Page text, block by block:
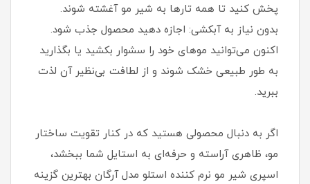
پخش کنید تا همه تارها به شیر مو آغشته شوند.
بدون نیاز به آبکشی: اجازه دهید محصول جذب شود.
اکنون می‌توانید موهای خود را سشوار بکشید یا بگذارید
به طور طبیعی خشک شوند و از لطافت بی‌نظیر آن لذت
ببرید.
اگر به دنبال محصولی هستید که در کنار تقویت ساختار
مو، ظاهری آراسته و حرفه‌ای به استایل شما ببخشد،
اسپری شیر مو نرم کننده استلو مدل آرگان بهترین گزینه